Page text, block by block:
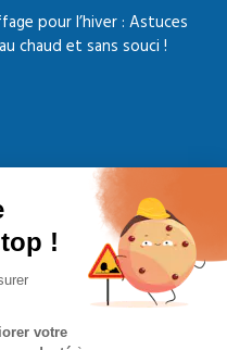
pour l’hiver : Astuces
chaud et sans souci !
08h-12h00 / 14h-17h30
08h-12h00 / 14h-16h30
Fermé